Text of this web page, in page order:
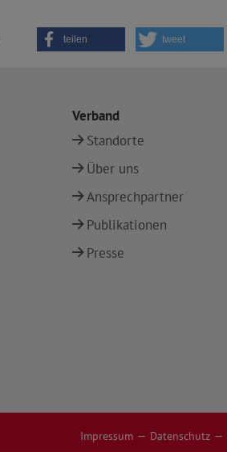
teilen tweet
Verband
Standorte
Über uns
Ansprechpartner
Publikationen
Presse
Impressum Datenschutz